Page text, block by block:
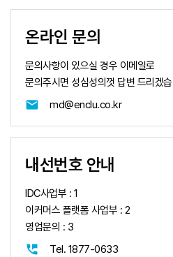
온라인 문의
문의사항이 있으실 경우 이메일로
문의주시면 성심성의껏 답변 드리겠
email md@enclu.co.kr
내선번호 안내
IDC사업부 : 1
이커머스 플랫폼 사업부 : 2
영업문의 : 3
perm_phone_msg Tel. 1877-0633